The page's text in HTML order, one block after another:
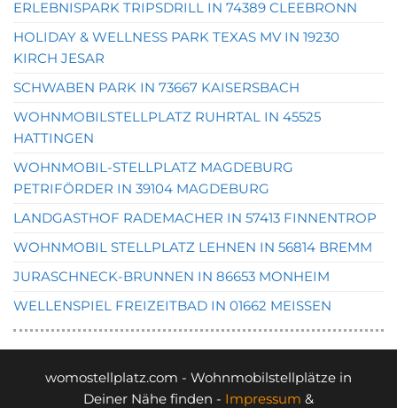
ERLEBNISPARK TRIPSDRILL IN 74389 CLEEBRONN
HOLIDAY & WELLNESS PARK TEXAS MV IN 19230
KIRCH JESAR
SCHWABEN PARK IN 73667 KAISERSBACH
WOHNMOBILSTELLPLATZ RUHRTAL IN 45525
HATTINGEN
WOHNMOBIL-STELLPLATZ MAGDEBURG
PETRIFÖRDER IN 39104 MAGDEBURG
LANDGASTHOF RADEMACHER IN 57413 FINNENTROP
WOHNMOBIL STELLPLATZ LEHNEN IN 56814 BREMM
JURASCHNECK-BRUNNEN IN 86653 MONHEIM
WELLENSPIEL FREIZEITBAD IN 01662 MEISSEN
womostellplatz.com - Wohnmobilstellplätze in
Deiner Nähe finden - Impressum &